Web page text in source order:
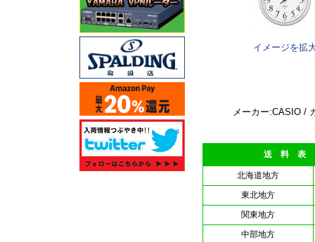
イメージを拡
メーカー:CASIO /
送 料 表
北海道地方
東北地方
関東地方
中部地方